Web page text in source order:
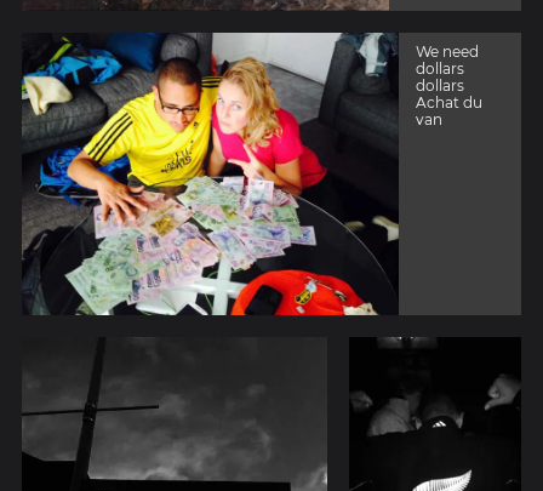
We need
dollars
dollars
Achat du
van